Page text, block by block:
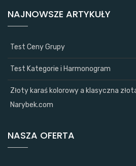
NAJNOWSZE ARTYKUŁY
Test Ceny Grupy
Test Kategorie i Harmonogram
Złoty karaś kolorowy a klasyczna
Narybek.com
NASZA OFERTA